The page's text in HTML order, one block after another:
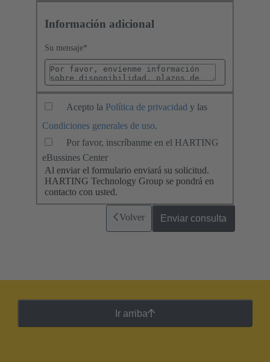
Información adicional
Su mensaje*
Acepto la Política de privacidad y las
Condiciones generales de uso.
Por favor, inscríbanme en el HARTING
eBussines Center
Al enviar el formulario enviará su solicitud.
HARTING Technology Group se pondrá en
contacto con usted.
Volver Enviar consulta
Ir arriba